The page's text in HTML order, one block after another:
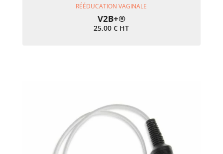
Ajouter Au Panier
RÉÉDUCATION VAGINALE
V2B+®
25,00€ HT